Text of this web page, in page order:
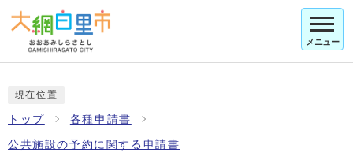
メニュー
現在位置
トップ 各種申請書
公共施設の予約に関する申請書